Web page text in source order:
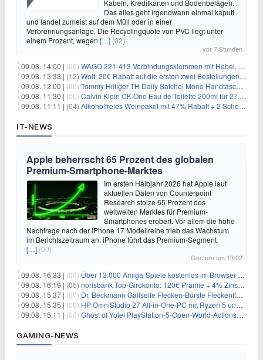
Kabeln, Kreditkarten und Bodenbelägen.
Das alles geht irgendwann einmal kaputt
und landet zumeist auf dem Müll oder in einer
Verbrennungsanlage. Die Recyclingquote von PVC liegt unter
einem Prozent, wegen […] (02)
vor 7 Stunden
09.08. 14:00 | (00) WAGO 221-413 Verbindungsklemmen mit Hebel, 50 Stück für 14,99€
09.08. 13:33 | (12) Wolt: 20€ Rabatt auf die ersten zwei Bestellungen für Neukunden
09.08. 12:00 | (00) Tommy Hilfiger TH Daily Satchel Mono Handtasche für 73,97€
09.08. 11:30 | (00) Calvin Klein CK One Eau de Toilette 200ml für 27,99€
09.08. 11:11 | (04) Alkoholfreies Weinpaket mit 47% Rabatt + 2 Schott Zwiesel Gläser GRATIS für 29,99€
IT-NEWS
Apple beherrscht 65 Prozent des globalen
Premium-Smartphone-Marktes
Im ersten Halbjahr 2026 hat Apple laut
aktuellen Daten von Counterpoint
Research stolze 65 Prozent des
weltweiten Marktes für Premium-
Smartphones erobert. Vor allem die hohe
Nachfrage nach der iPhone 17 Modellreihe trieb das Wachstum
im Berichtszeitraum an. iPhone führt das Premium-Segment
[…] (00)
Gestern um 13:02
09.08. 16:33 | (00) Über 13.000 Amiga-Spiele kostenlos im Browser spielen
09.08. 16:19 | (05) norisbank Top-Girokonto: 120€ Prämie + 4% Zinsen p.a. (6 Monate)
09.08. 15:37 | (00) Dr. Beckmann Gallseife Flecken-Bürste Fleckentferner 250 ml für 1,25€
09.08. 15:35 | (00) HP OmniStudio 27 All-in-One-PC mit Ryzen 5 und 1 TB SSD für 699€
09.08. 15:11 | (00) Ghost of Yotei PlayStation-5-Open-World-Actionspiel für 55,65€
GAMING-NEWS